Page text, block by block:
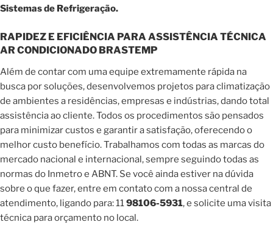
Sistemas de Refrigeração.
RAPIDEZ E EFICIÊNCIA PARA ASSISTÊNCIA TÉCNICA
AR CONDICIONADO BRASTEMP
Além de contar com uma equipe extremamente rápida na
busca por soluções, desenvolvemos projetos para climatização
de ambientes a residências, empresas e indústrias, dando total
assistência ao cliente. Todos os procedimentos são pensados
para minimizar custos e garantir a satisfação, oferecendo o
melhor custo benefício. Trabalhamos com todas as marcas do
mercado nacional e internacional, sempre seguindo todas as
normas do Inmetro e ABNT. Se você ainda estiver na dúvida
sobre o que fazer, entre em contato com a nossa central de
atendimento, ligando para: 1198106-5931, e solicite uma visita
técnica para orçamento no local.